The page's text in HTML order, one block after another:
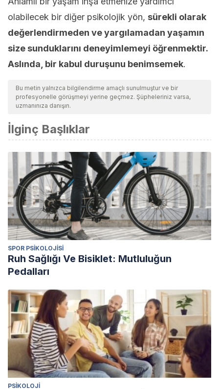
olabilecek bir diğer psikolojik yön, sürekli olarak
değerlendirmeden ve yargılamadan yaşamın
size sunduklarını deneyimlemeyi öğrenmektir.
Aslında, bir kabul duruşunu benimsemek.
Bu metin yalnızca bilgilendirme amaçlı sunulmuştur ve bir
profesyonelle görüşmeyi yerine geçmez. Şüpheleriniz varsa,
uzmanınıza danışın.
İlginç Başlıklar
SPOR PSIKOLOJISI
Ruh Sağlığı Ve Bisiklet: Mutluluğun
Pedalları
PSIKOLOJI